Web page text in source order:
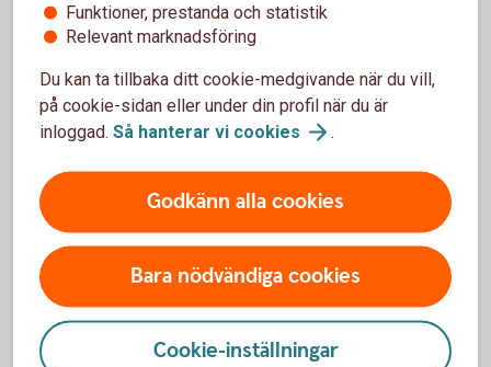
Vad behövs för att handla certifikat?
Vilken ränta får man?
Ränteplaceringar
Bostadsobligationer
Funktioner, prestanda och statistik
Relevant marknadsföring
Du kan ta tillbaka ditt cookie-medgivande när du vill,
på cookie-sidan eller under din profil när du är
inloggad. Så hanterar vi cookies .
Godkänn alla cookies
Bara nödvändiga cookies
Cookie-inställningar